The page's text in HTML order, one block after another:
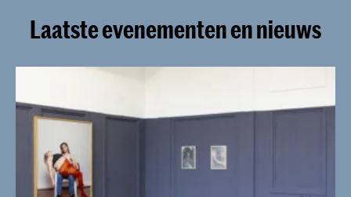
Laatste evenementen en nieuws